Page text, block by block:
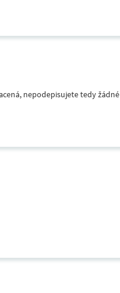
nepodepisujete tedy žádné